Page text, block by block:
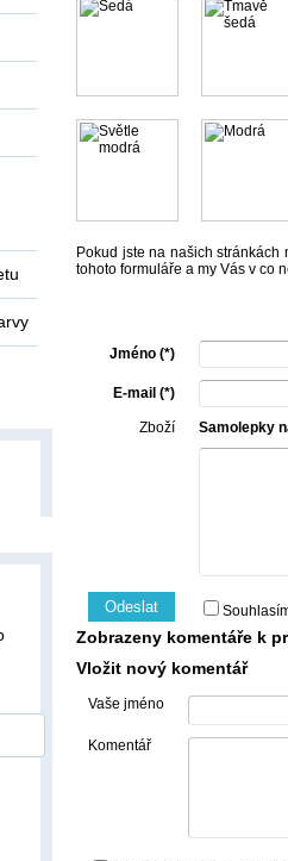
Pokud jste na našich
tohoto formuláře a my Vás v co
Jméno (*)
E-mail (*)
Zboží Samolepky
Odeslat
Zobrazeny komentáře k
Vložit nový komentář
Vaše jméno
Komentář